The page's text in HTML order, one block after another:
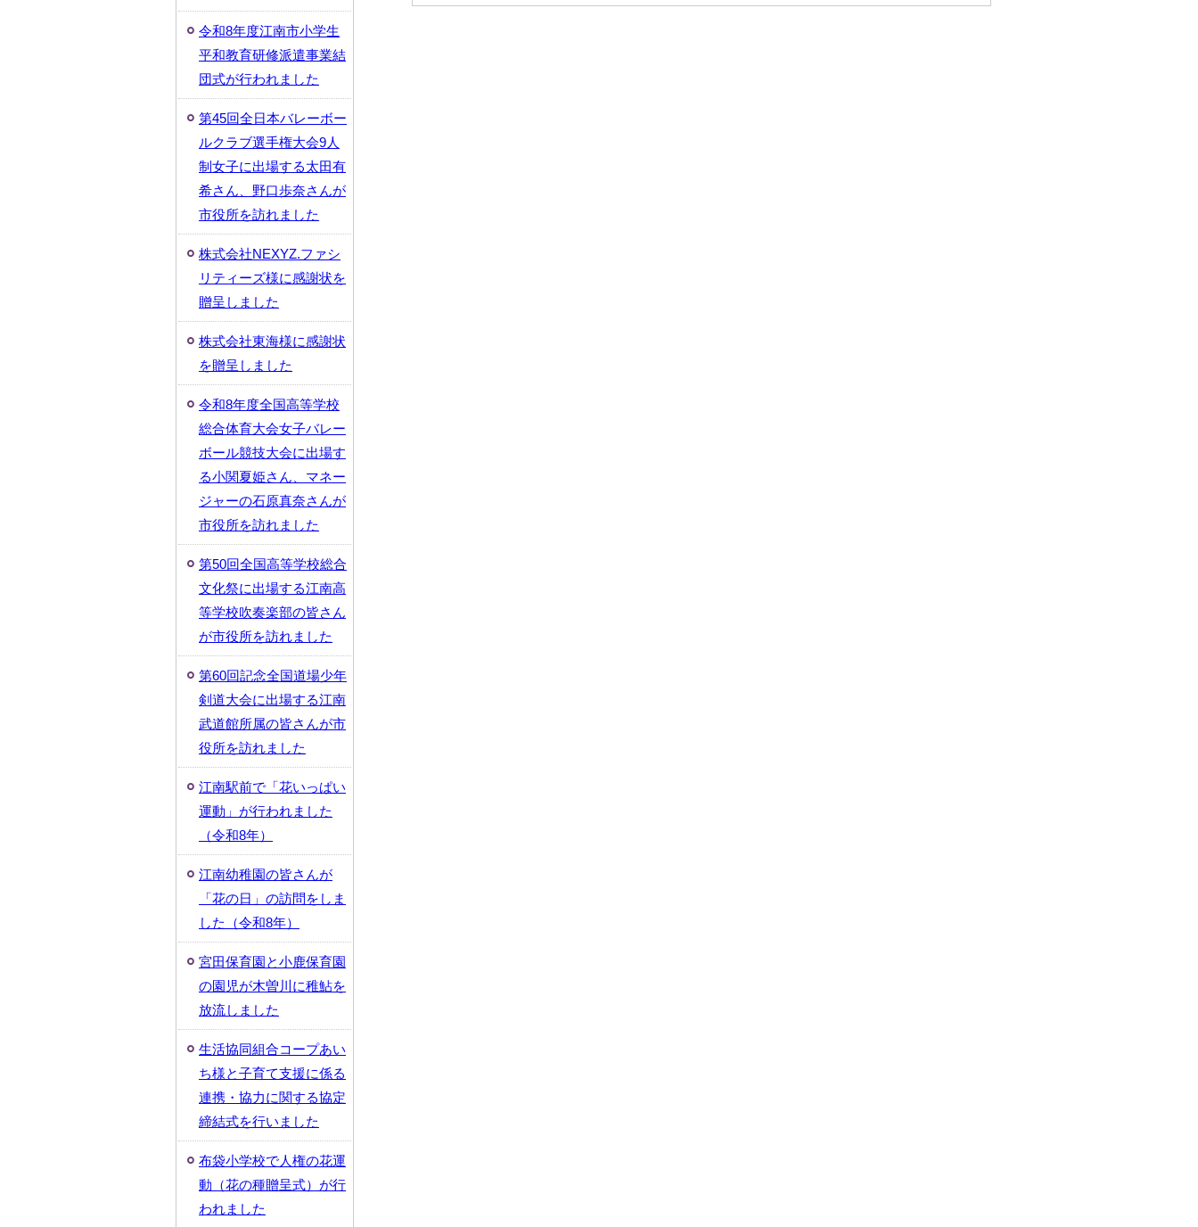
令和8年度江南市小学生
平和教育研修派遣事業結
団式が行われました
第45回全日本バレーボー
ルクラブ選手権大会9人
制女子に出場する太田有
希さん、野口歩奈さんが
市役所を訪れました
株式会社NEXYZ.ファシ
リティーズ様に感謝状を
贈呈しました
株式会社東海様に感謝状
を贈呈しました
令和8年度全国高等学校
総合体育大会女子バレー
ボール競技大会に出場す
る小関夏姫さん、マネー
ジャーの石原真奈さんが
市役所を訪れました
第50回全国高等学校総合
文化祭に出場する江南高
等学校吹奏楽部の皆さん
が市役所を訪れました
第60回記念全国道場少年
剣道大会に出場する江南
武道館所属の皆さんが市
役所を訪れました
江南駅前で「花いっぱい
運動」が行われました
（令和8年）
江南幼稚園の皆さんが
「花の日」の訪問をしま
した（令和8年）
宮田保育園と小鹿保育園
の園児が木曽川に稚鮎を
放流しました
生活協同組合コープあい
ち様と子育て支援に係る
連携・協力に関する協定
締結式を行いました
布袋小学校で人権の花運
動（花の種贈呈式）が行
われました